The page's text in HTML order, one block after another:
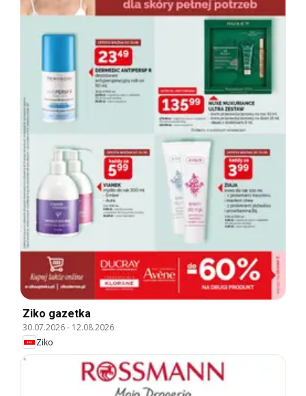
Ziko gazetka
30.07.2026- 12.08.2026
Ziko